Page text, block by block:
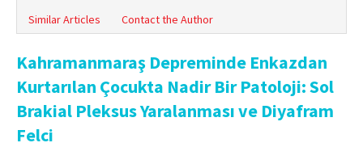
Online First
Archive
Search Articles
Contact Us
Similar Articles
Contact the Author
Kahramanmaraş Depreminde Enkazdan
Kurtarılan Çocukta Nadir Bir Patoloji: Sol
Brakial Pleksus Yaralanması ve Diyafram
Felci